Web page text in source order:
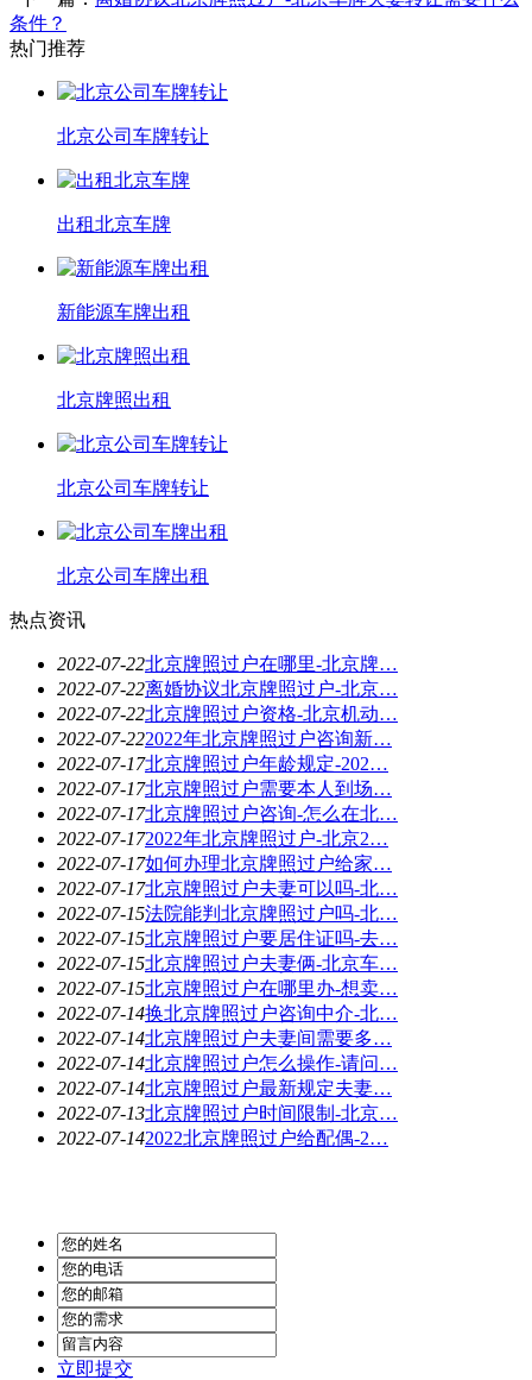
条件？
热门推荐
北京公司车牌转让
出租北京车牌
新能源车牌出租
北京牌照出租
北京公司车牌转让
北京公司车牌出租
热点资讯
2022-07-22北京牌照过户在哪里-北京牌…
2022-07-22离婚协议北京牌照过户-北京…
2022-07-22北京牌照过户资格-北京机动…
2022-07-222022年北京牌照过户咨询新…
2022-07-17北京牌照过户年龄规定-202…
2022-07-17北京牌照过户需要本人到场…
2022-07-17北京牌照过户咨询-怎么在北…
2022-07-172022年北京牌照过户-北京2…
2022-07-17如何办理北京牌照过户给家…
2022-07-17北京牌照过户夫妻可以吗-北…
2022-07-15法院能判北京牌照过户吗-北…
2022-07-15北京牌照过户要居住证吗-去…
2022-07-15北京牌照过户夫妻俩-北京车…
2022-07-15北京牌照过户在哪里办-想卖…
2022-07-14换北京牌照过户咨询中介-北…
2022-07-14北京牌照过户夫妻间需要多…
2022-07-14北京牌照过户怎么操作-请问…
2022-07-14北京牌照过户最新规定夫妻…
2022-07-13北京牌照过户时间限制-北京…
2022-07-142022北京牌照过户给配偶-2…
立即提交